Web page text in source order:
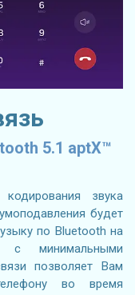
5.1 aptX™
звука
будет
по Bluetooth на
с минимальными
позволяет Вам
во время